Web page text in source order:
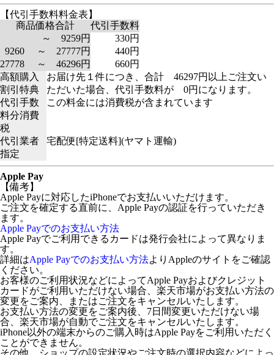
【代引手数料料金表】
商品価格合計
代引手数料
～ 9259円
330円
9260 ～ 27777円
440円
27778 ～ 46296円
660円
高額購入
割引特典
お届け先１件につき、合計 46297円以上ご注文い
ただいた場合、代引手数料が 0円になります。
代引手数
料分消費
税
この料金には消費税が含まれています
代引業者
指定
宅配便[特定送料](ヤマト運輸)
Apple Pay
【備考】
Apple Payに対応したiPhoneでお支払いいただけます。
ご注文を確定する直前に、Apple Payの認証を行っていただき
ます。
Apple Payでのお支払い方法
Apple Payでご利用できるカードは発行会社によって異なりま
す。
詳細はApple Payでのお支払い方法よりAppleのサイトをご確認
ください。
お客様のご利用状況などによってApple Payおよびクレジット
カードがご利用いただけない場合、楽天市場がお支払い方法の
変更をご案内、またはご注文をキャンセルいたします。
お支払い方法の変更をご案内後、7日間変更いただけない場
合、楽天市場が自動でご注文をキャンセルいたします。
iPhone以外の端末からのご購入時はApple Payをご利用いただく
ことができません。
その他、ショップの設定状況やご注文時の選択内容などによっ